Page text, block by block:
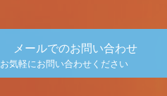
メールでのお問い合わせ
お気軽にお問い合わせください